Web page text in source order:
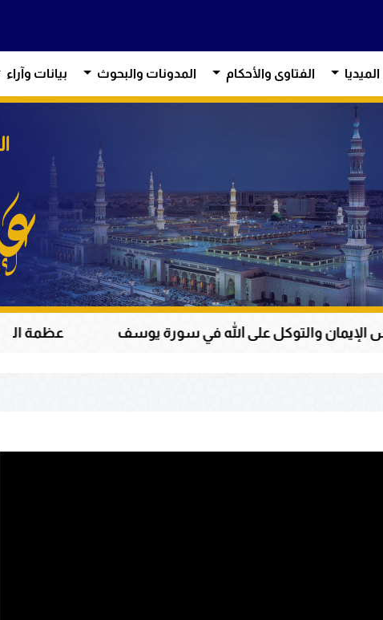
الميديا الفتاوى والأحكام المدونات والبحوث بيانات وآراء
على الله في سورة يوسف عظمة القرآن الكريم